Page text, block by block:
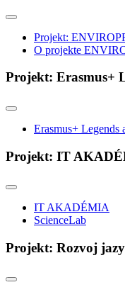
Projekt:
O projekte
Projekt: Erasmus+
Erasmus+ Legends
Projekt: IT
IT AKADÉMIA
ScienceLab
Projekt: Rozvoj